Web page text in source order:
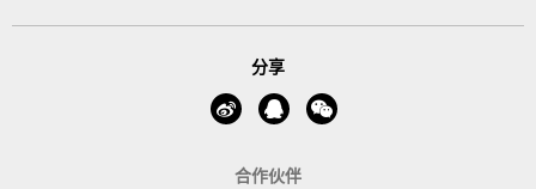
分享
合作伙伴